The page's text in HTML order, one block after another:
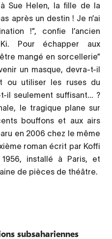
Sue Helen, la fille de la
après un destin ! Je n’ai
!”, confie l’ancien
Pour échapper aux
mangé en sorcellerie”
un masque, devra-t-il
ou utiliser les ruses du
il seulement suffisant... ?
le tragique plane sur
bouffons et aux airs
en 2006 chez le même
roman écrit par Koffi
installé à Paris, et
de pièces de théâtre.
subsahariennes